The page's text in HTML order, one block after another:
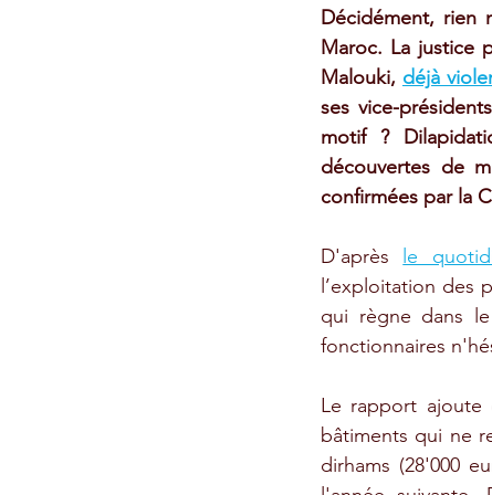
Décidément, rien
Maroc. La justice
Malouki, déjà
ses vice-
motif ?
découvertes de
confirmées par la
D'après le
l’exploitation des
qui règne dans
fonctionnaires
Le rapport ajoute
bâtiments qui ne
dirhams (28'000